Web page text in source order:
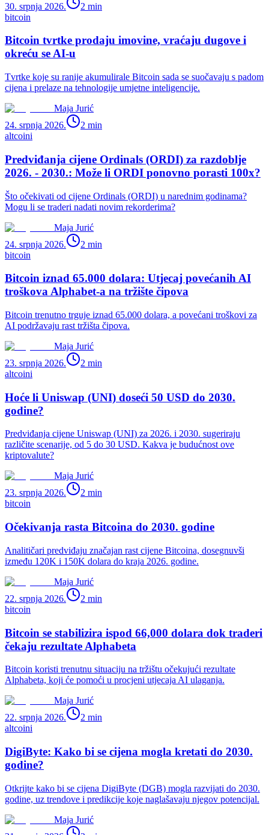
30. srpnja 2026.
2 min
bitcoin
Bitcoin tvrtke prodaju imovine, vraćaju dugove i
okreću se AI-u
Tvrtke koje su ranije akumulirale Bitcoin sada se suočavaju s padom
cijena i prelaze na tehnologije umjetne inteligencije.
Maja Jurić
24. srpnja 2026.
2 min
altcoini
Predviđanja cijene Ordinals (ORDI) za razdoblje
2026. - 2030.: Može li ORDI ponovno porasti 100x?
Što očekivati od cijene Ordinals (ORDI) u narednim godinama?
Mogu li se traderi nadati novim rekorderima?
Maja Jurić
24. srpnja 2026.
2 min
bitcoin
Bitcoin iznad 65.000 dolara: Utjecaj povećanih AI
troškova Alphabet-a na tržište čipova
Bitcoin trenutno trguje iznad 65.000 dolara, a povećani troškovi za
AI podržavaju rast tržišta čipova.
Maja Jurić
23. srpnja 2026.
2 min
altcoini
Hoće li Uniswap (UNI) doseći 50 USD do 2030.
godine?
Predviđanja cijene Uniswap (UNI) za 2026. i 2030. sugeriraju
različite scenarije, od 5 do 30 USD. Kakva je budućnost ove
kriptovalute?
Maja Jurić
23. srpnja 2026.
2 min
bitcoin
Očekivanja rasta Bitcoina do 2030. godine
Analitičari predviđaju značajan rast cijene Bitcoina, dosegnuvši
između 120K i 150K dolara do kraja 2026. godine.
Maja Jurić
22. srpnja 2026.
2 min
bitcoin
Bitcoin se stabilizira ispod 66,000 dolara dok traderi
čekaju rezultate Alphabeta
Bitcoin koristi trenutnu situaciju na tržištu očekujući rezultate
Alphabeta, koji će pomoći u procjeni utjecaja AI ulaganja.
Maja Jurić
22. srpnja 2026.
2 min
altcoini
DigiByte: Kako bi se cijena mogla kretati do 2030.
godine?
Otkrijte kako bi se cijena DigiByte (DGB) mogla razvijati do 2030.
godine, uz trendove i predikcije koje naglašavaju njegov potencijal.
Maja Jurić